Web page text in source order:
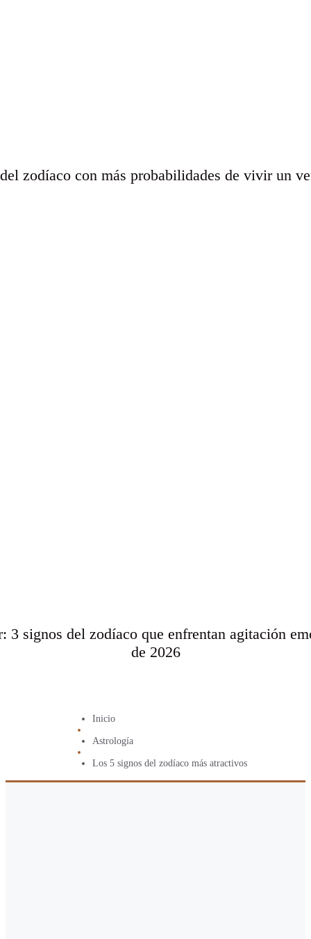
zodíaco con más probabilidades de vivir un
3 signos del zodíaco que enfrentan agitación
de 2026
Inicio
Astrología
Los 5 signos del zodíaco más atractivos